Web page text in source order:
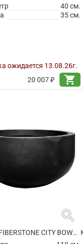
40 см.
35 см.
ожидается 13.08.26г.
20 007 ₽
shopping_cart
search
КАШПО FIBERSTONE CITY BOWL M BLACK